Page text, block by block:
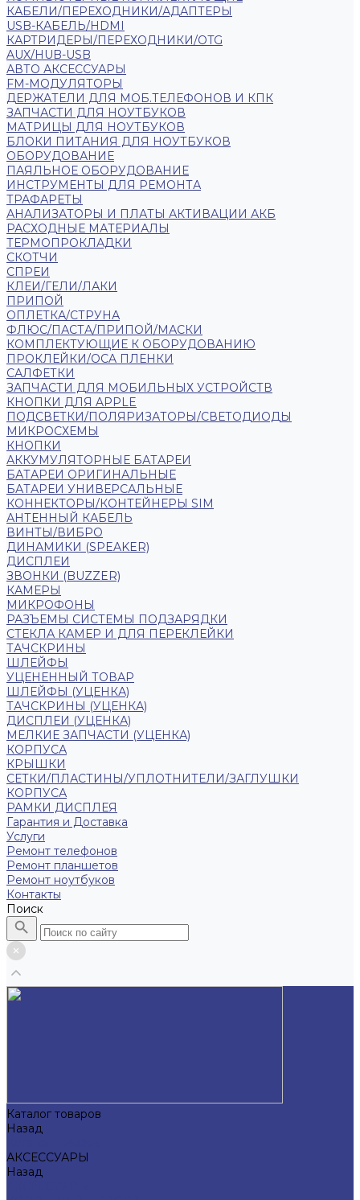
КАБЕЛИ/ПЕРЕХОДНИКИ/АДАПТЕРЫ
USB-КАБЕЛЬ/HDMI
КАРТРИДЕРЫ/ПЕРЕХОДНИКИ/OTG
AUX/HUB-USB
АВТО АКСЕССУАРЫ
FM-МОДУЛЯТОРЫ
ДЕРЖАТЕЛИ ДЛЯ МОБ.ТЕЛЕФОНОВ И КПК
ЗАПЧАСТИ ДЛЯ НОУТБУКОВ
МАТРИЦЫ ДЛЯ НОУТБУКОВ
БЛОКИ ПИТАНИЯ ДЛЯ НОУТБУКОВ
ОБОРУДОВАНИЕ
ПАЯЛЬНОЕ ОБОРУДОВАНИЕ
ИНСТРУМЕНТЫ ДЛЯ РЕМОНТА
ТРАФАРЕТЫ
АНАЛИЗАТОРЫ И ПЛАТЫ АКТИВАЦИИ АКБ
РАСХОДНЫЕ МАТЕРИАЛЫ
ТЕРМОПРОКЛАДКИ
СКОТЧИ
СПРЕИ
КЛЕИ/ГЕЛИ/ЛАКИ
ПРИПОЙ
ОПЛЕТКА/СТРУНА
ФЛЮС/ПАСТА/ПРИПОЙ/МАСКИ
КОМПЛЕКТУЮЩИЕ К ОБОРУДОВАНИЮ
ПРОКЛЕЙКИ/OCA ПЛЕНКИ
САЛФЕТКИ
ЗАПЧАСТИ ДЛЯ МОБИЛЬНЫХ УСТРОЙСТВ
КНОПКИ ДЛЯ APPLE
ПОДСВЕТКИ/ПОЛЯРИЗАТОРЫ/СВЕТОДИОДЫ
МИКРОСХЕМЫ
КНОПКИ
АККУМУЛЯТОРНЫЕ БАТАРЕИ
БАТАРЕИ ОРИГИНАЛЬНЫЕ
БАТАРЕИ УНИВЕРСАЛЬНЫЕ
КОННЕКТОРЫ/КОНТЕЙНЕРЫ SIM
АНТЕННЫЙ КАБЕЛЬ
ВИНТЫ/ВИБРО
ДИНАМИКИ (SPEAKER)
ДИСПЛЕИ
ЗВОНКИ (BUZZER)
КАМЕРЫ
МИКРОФОНЫ
РАЗЪЕМЫ СИСТЕМЫ ПОДЗАРЯДКИ
СТЕКЛА КАМЕР И ДЛЯ ПЕРЕКЛЕЙКИ
ТАЧСКРИНЫ
ШЛЕЙФЫ
УЦЕНЕННЫЙ ТОВАР
ШЛЕЙФЫ (УЦЕНКА)
ТАЧСКРИНЫ (УЦЕНКА)
ДИСПЛЕИ (УЦЕНКА)
МЕЛКИЕ ЗАПЧАСТИ (УЦЕНКА)
КОРПУСА
КРЫШКИ
СЕТКИ/ПЛАСТИНЫ/УПЛОТНИТЕЛИ/ЗАГЛУШКИ
КОРПУСА
РАМКИ ДИСПЛЕЯ
Гарантия и Доставка
Услуги
Ремонт телефонов
Ремонт планшетов
Ремонт ноутбуков
Контакты
Поиск
Каталог товаров
Назад
АКСЕССУАРЫ
Назад